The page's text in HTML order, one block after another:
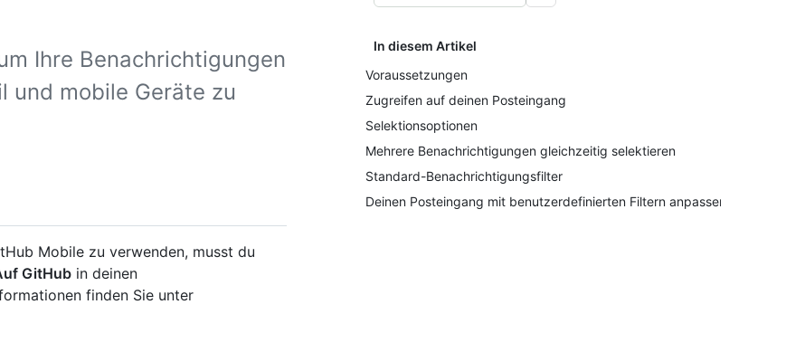
Ihre Benachrichtigungen
und mobile Geräte zu
In diesem Artikel
Voraussetzungen
Zugreifen auf deinen Posteingang
Selektionsoptionen
Mehrere Benachrichtigungen gleichzeitig selektieren
Standard-Benachrichtigungsfilter
Deinen Posteingang mit benutzerdefinierten Filtern anpassen
Mobile zu verwenden, musst du
GitHub in deinen
finden Sie unter